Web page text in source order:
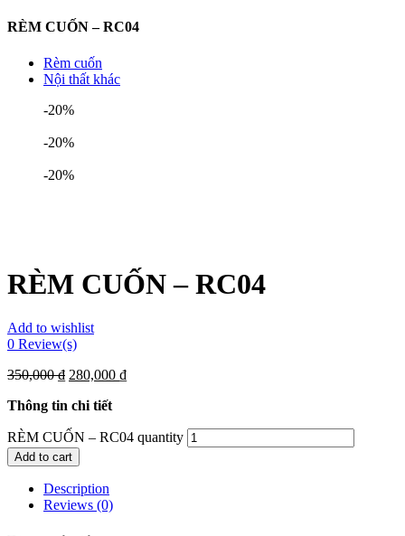
RÈM CUỐN – RC04
Rèm cuốn
Nội thất khác
-20%
-20%
-20%
RÈM CUỐN – RC04
Add to wishlist
0 Review(s)
350,000₫ 280,000 ₫
Thông tin chi tiết
RÈM CUỐN – RC04 quantity
Add to cart
Description
Reviews (0)